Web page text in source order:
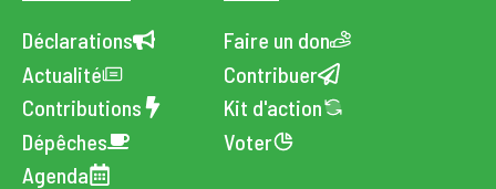
Déclarations
Actualité
Contributions
Dépêches
Agenda
Faire un don
Contribuer
Kit d'action
Voter